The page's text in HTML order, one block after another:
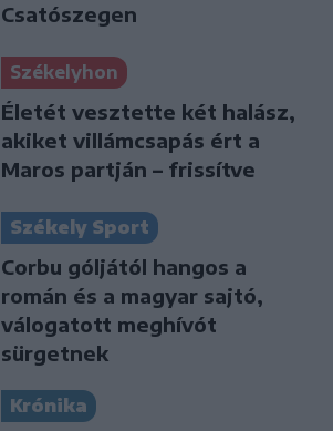
Csatószegen
Székelyhon
Életét vesztette két halász,
akiket villámcsapás ért a
Maros partján – frissítve
Székely Sport
Corbu góljától hangos a
román és a magyar sajtó,
válogatott meghívót
sürgetnek
Krónika